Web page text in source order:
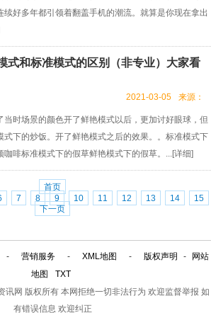
好多年都引领着翻盖手机的潮流。就算是你现在拿出
式和标准模式的区别（非专业）大家看
来源：
2021-03-05
时场景的颜色开了鲜艳模式以后，更加讨好眼球，但
式下的炒饭。开了鲜艳模式之后的效果。。标准模式下
啡标准模式下的假草鲜艳模式下的假草。...[详细]
首页
7 8 9 10 11 12 13 14
15
下一页
- 营销服务 - XML地图 - 版权声明 -
网站
地图
TXT
讯网 版权所有 本网拒绝一切非法行为 欢迎监督举报 如
有错误信息 欢迎纠正